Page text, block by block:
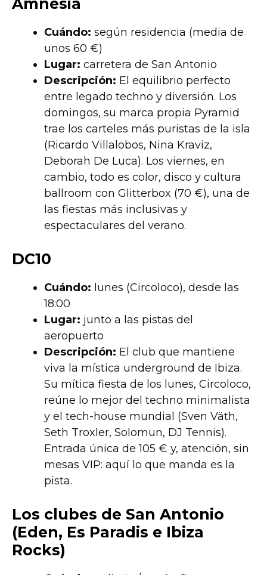
Amnesia
Cuándo: según residencia (media de
unos 60 €)
Lugar: carretera de San Antonio
Descripción: El equilibrio perfecto
entre legado techno y diversión. Los
domingos, su marca propia Pyramid
trae los carteles más puristas de la isla
(Ricardo Villalobos, Nina Kraviz,
Deborah De Luca). Los viernes, en
cambio, todo es color, disco y cultura
ballroom con Glitterbox (70 €), una de
las fiestas más inclusivas y
espectaculares del verano.
DC10
Cuándo: lunes (Circoloco), desde las
18:00
Lugar: junto a las pistas del
aeropuerto
Descripción: El club que mantiene
viva la mística underground de Ibiza.
Su mítica fiesta de los lunes, Circoloco,
reúne lo mejor del techno minimalista
y el tech-house mundial (Sven Väth,
Seth Troxler, Solomun, DJ Tennis).
Entrada única de 105 € y, atención, sin
mesas VIP: aquí lo que manda es la
pista.
Los clubes de San Antonio
(Eden, Es Paradis e Ibiza
Rocks)